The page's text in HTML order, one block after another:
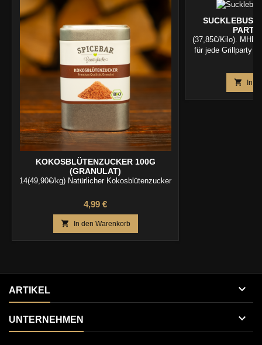
KOKOSBLÜTENZUCKER 100G
(GRANULAT)
14(49,90€/kg) Natürlicher Kokosblütenzucker
Preis
4,99 €
 In den Warenkorb
(37,85€/Kilo). MHD
für jede Grillparty –
 In
ARTIKEL 
UNTERNEHMEN 